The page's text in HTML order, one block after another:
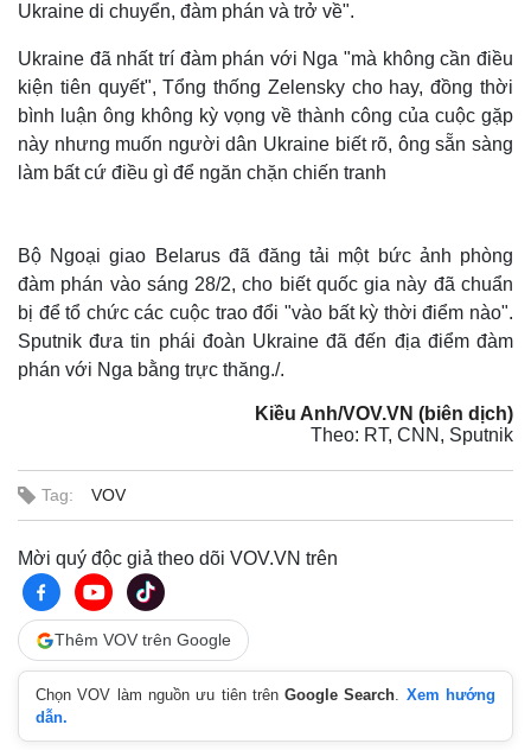
Thế giới
Quan sát
Hồ sơ
E-Magazine
Ukraine di chuyển, đàm phán và trở về".
Ukraine đã nhất trí đàm phán với Nga "mà không cần điều
kiện tiên quyết", Tổng thống Zelensky cho hay, đồng thời
bình luận ông không kỳ vọng về thành công của cuộc gặp
này nhưng muốn người dân Ukraine biết rõ, ông sẵn sàng
làm bất cứ điều gì để ngăn chặn chiến tranh
Bộ Ngoại giao Belarus đã đăng tải một bức ảnh phòng
đàm phán vào sáng 28/2, cho biết quốc gia này đã chuẩn
bị để tổ chức các cuộc trao đổi "vào bất kỳ thời điểm nào".
Sputnik đưa tin phái đoàn Ukraine đã đến địa điểm đàm
phán với Nga bằng trực thăng./.
Kiều Anh/VOV.VN (biên dịch)
Theo: RT, CNN, Sputnik
Tag: VOV
Mời quý độc giả theo dõi VOV.VN trên
Thêm VOV trên Google
Chọn VOV làm nguồn ưu tiên trênGoogle Search. Xem hướng
dẫn.